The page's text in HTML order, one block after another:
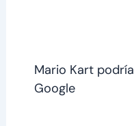
Mario Kart
Google